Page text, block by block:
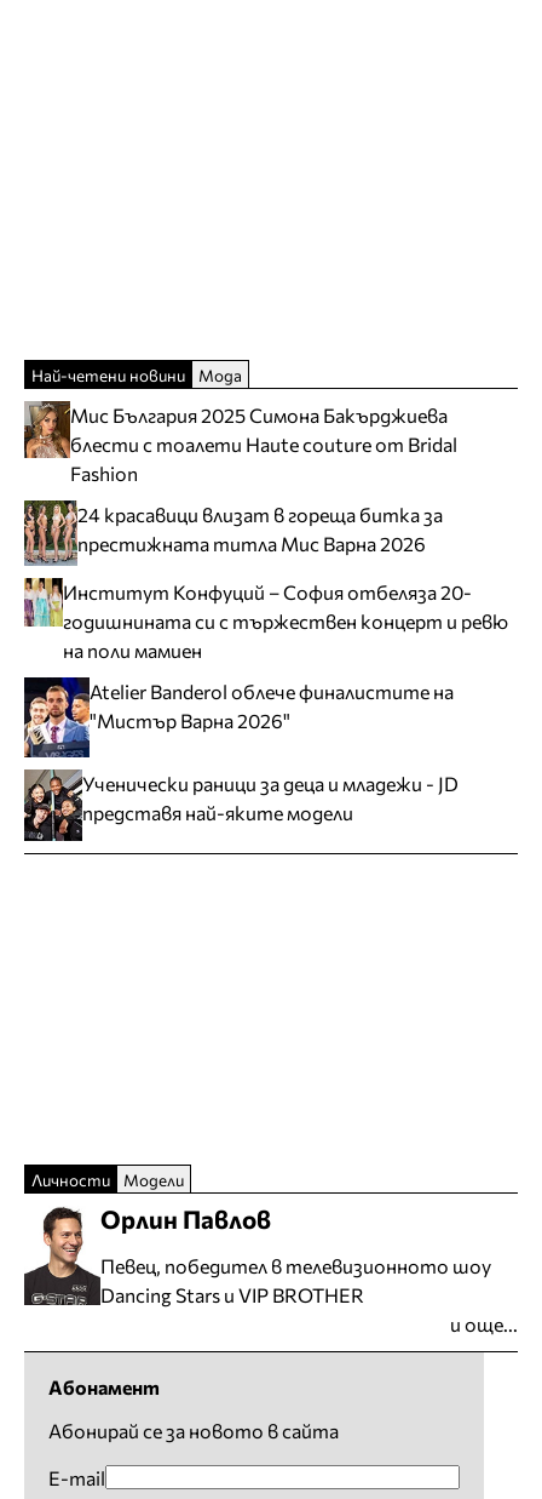
Най-четени новини Мода
Мис България 2025 Симона Бакърджиева
блести с тоалети Haute couture от Bridal
Fashion
24 красавици влизат в гореща битка за
престижната титла Мис Варна 2026
Институт Конфуций – София отбеляза 20-
годишнината си с тържествен концерт и ревю
на поли мамиен
Atelier Banderol облече финалистите на
"Мистър Варна 2026"
Ученически раници за деца и младежи - JD
представя най-яките модели
Личности Модели
Орлин Павлов
Певец, победител в телевизионното шоу
Dancing Stars и VIP BROTHER
и още...
Абонамент
Абонирай се за новото в сайта
E-mail